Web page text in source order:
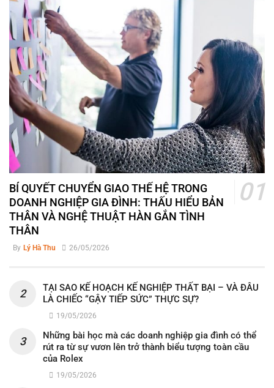
BÍ QUYẾT CHUYỂN GIAO THẾ HỆ TRONG
DOANH NGHIỆP GIA ĐÌNH: THẤU HIỂU BẢN
THÂN VÀ NGHỆ THUẬT HÀN GẮN TÌNH
THÂN
By Lý Hà Thu 26/05/2026
TẠI SAO KẾ HOẠCH KẾ NGHIỆP THẤT BẠI – VÀ ĐÂU
LÀ CHIẾC “GẬY TIẾP SỨC” THỰC SỰ?
19/05/2026
Những bài học mà các doanh nghiệp gia đình có thể
rút ra từ sự vươn lên trở thành biểu tượng toàn cầu
của Rolex
19/05/2026